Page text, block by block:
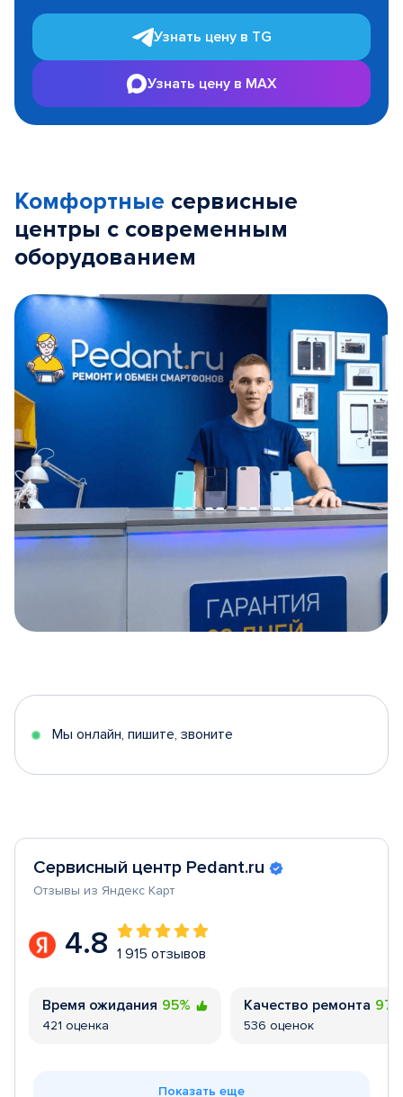
Узнать цену в TG
Узнать цену в MAX
Комфортные сервисные
центры с современным
оборудованием
5
Мы онлайн, пишите, звоните
Сервисный центр Pedant.ru
Отзывы из Яндекс Карт
4.8 1 915 отзывов
Время ожидания 95%
421 оценка
Качество ремонта
536 оценок
Показать еще